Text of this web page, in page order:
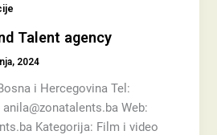
Talent agency
2024
i Hercegovina Tel:
Web:
Kategorija: Film i video